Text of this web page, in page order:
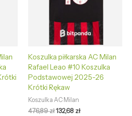
Koszulka piłkarska AC Milan
Rafael Leao #10 Koszulka
Podstawowej 2025-26
Krótki Rękaw
Koszulka AC Milan
476,89zł132,68 zł